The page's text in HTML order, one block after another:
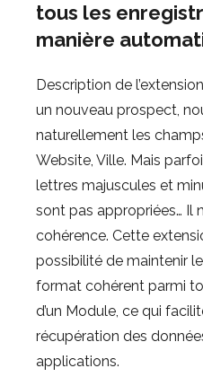
tous les
manière
Description de
un nouveau prospect,
naturellement les
Website, Ville. Mais
lettres majuscules et
sont pas appropriées… Il
cohérence. Cette
possibilité de maintenir
format cohérent parmi
d’un Module, ce qui
récupération des
applications.